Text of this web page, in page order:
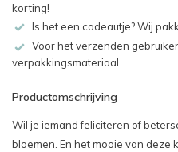
korting!
Is het een cadeautje? Wij
Voor het verzenden
verpakkingsmateriaal.
Productomschrijving
Wil je iemand feliciteren of
bloemen. En het mooie van deze